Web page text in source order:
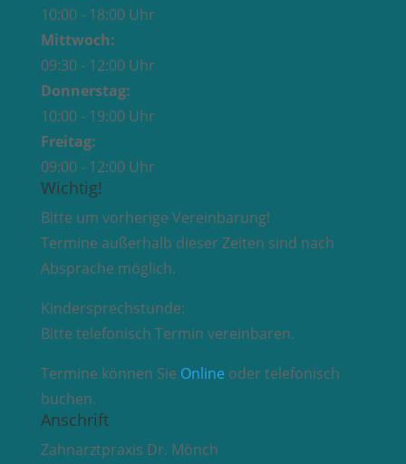
10:00 - 18:00 Uhr
Mittwoch:
09:30 - 12:00 Uhr
Donnerstag:
10:00 - 19:00 Uhr
Freitag:
09:00 - 12:00 Uhr
Wichtig!
Bitte um vorherige Vereinbarung!
Termine außerhalb dieser Zeiten sind nach
Absprache möglich.
Kindersprechstunde:
Bitte telefonisch Termin vereinbaren.
Termine können Sie Online oder telefonisch
buchen.
Anschrift
Zahnarztpraxis Dr. Mönch